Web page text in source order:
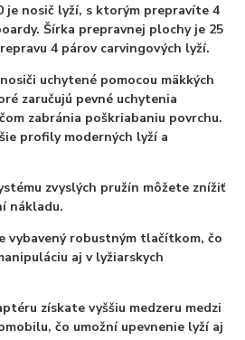
je nosič lyží, s ktorým prepravíte 4
Šírka prepravnej plochy je 25
4 párov carvingových lyží.
uchytené pomocou mäkkých
zaručujú pevné uchytenia
zabránia poškriabaniu povrchu.
profily moderných lyží a
zvyslých pružín môžete znížiť
nákladu.
vybavený robustným tlačítkom, čo
aj v lyžiarskych
získate vyššiu medzeru medzi
čo umožní upevnenie lyží aj